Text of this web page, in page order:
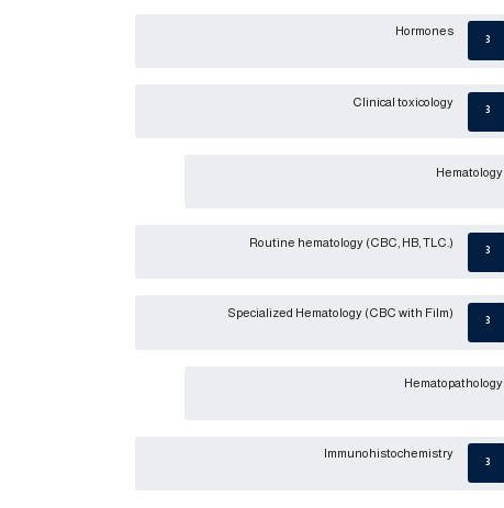
3
Hormones
3
Clinical toxicology
Hematology
3
Routine hematology (CBC, HB, TLC.)
3
Specialized Hematology (CBC with Film)
Hematopathology
3
Immunohistochemistry